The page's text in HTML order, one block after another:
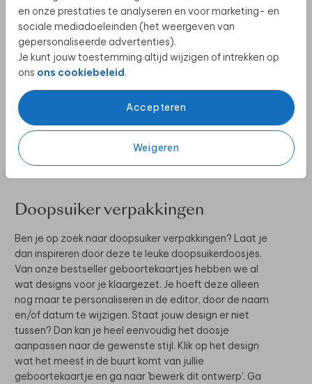
en onze prestaties te analyseren en voor marketing- en
sociale mediadoeleinden (het weergeven van
gepersonaliseerde advertenties).
Je kunt jouw toestemming altijd wijzigen of intrekken op
ons ons cookiebeleid.
Accepteren
Weigeren
GEBOORTEKAARTJE SET
VOOR HET KRAAMBEZOEK
Doopsuiker verpakkingen
Ben je op zoek naar doopsuiker verpakkingen? Laat je
dan inspireren door deze te leuke doopsuikerdoosjes.
Van onze bestseller geboortekaartjes hebben we al
wat designs voor je klaargezet. Je hoeft deze alleen
nog maar te personaliseren in de editor, door de naam
en/of datum te wijzigen. Staat jouw design er niet
tussen? Dan kan je heel eenvoudig het doosje
aanpassen naar de gewenste stijl. Klik op het design
wat het meest in de buurt komt van jullie
geboortekaartje en ga naar 'bewerk dit ontwerp'. Ga